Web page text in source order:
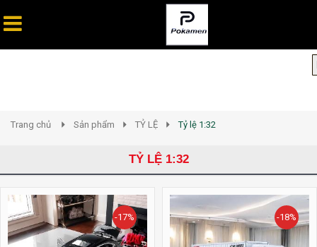
Trang chủ Sản phẩm TỶ LỆ Tỷ lệ 1:32
TỶ LỆ 1:32
-17% -18%